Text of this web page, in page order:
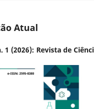
Atual
1 (2026): Revista de